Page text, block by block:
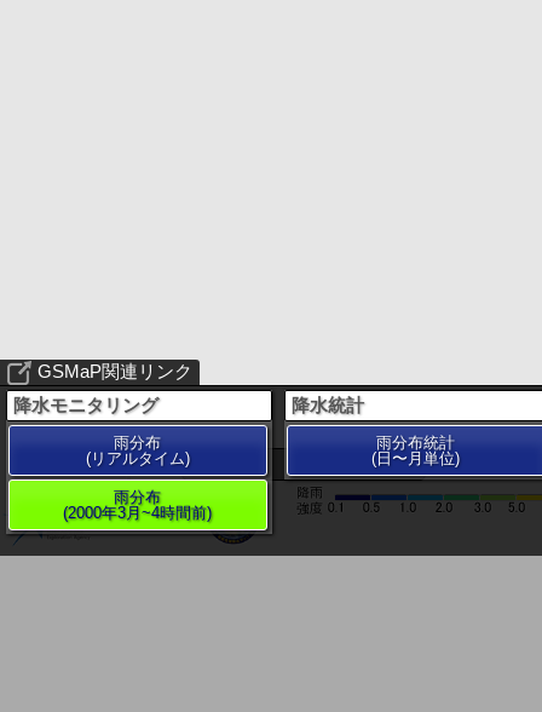
200 km
GSMaP関連リンク
降水モニタリング
雨分布
(リアルタイム)
雨分布
(2000年3月~4時間前)
降水統計
雨分布統計
(日〜月単位)